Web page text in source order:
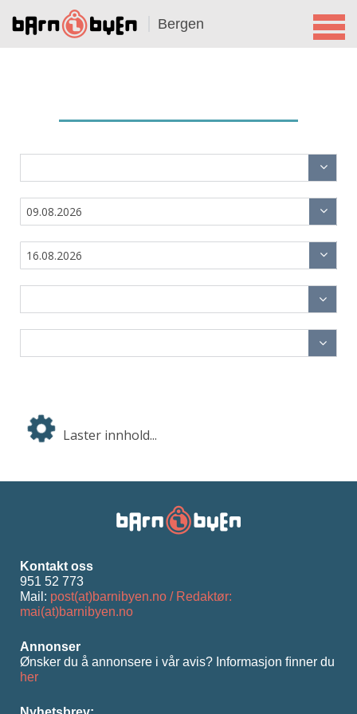
Bergen
Laster innhold...
Kontakt oss
951 52 773
Mail: post(at)barnibyen.no / Redaktør:
mai(at)barnibyen.no
Annonser
Ønsker du å annonsere i vår avis? Informasjon ﬁnner du
her